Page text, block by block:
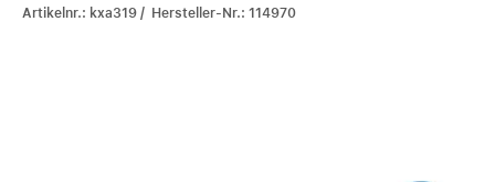
Artikelnr.: kxa319 / Hersteller-Nr.: 114970